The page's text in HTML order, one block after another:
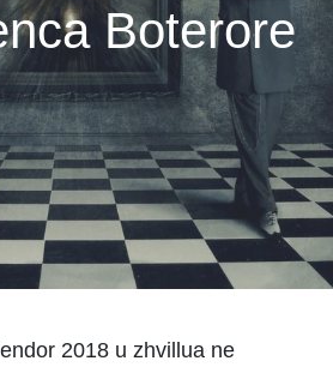
Boterore
2018 u zhvillua ne